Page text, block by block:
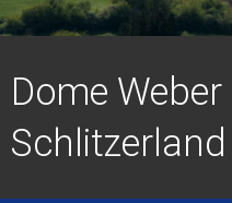
Dome